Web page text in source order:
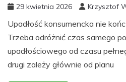
29 kwietnia 2026 Krzysztof
Upadłość konsumencka nie
Trzeba odróżnić czas samego
upadłościowego od czasu
drugi zależy głównie od planu